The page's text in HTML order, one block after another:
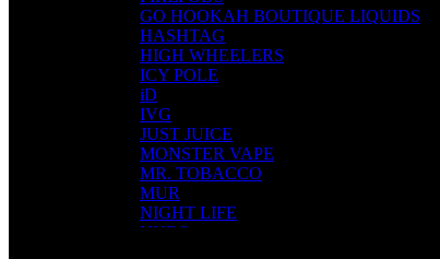
GO HOOKAH BOUTIQUE LIQUIDS
HASHTAG
HIGH WHEELERS
ICY POLE
iD
IVG
JUST JUICE
MONSTER VAPE
MR. TOBACCO
MUR
NIGHT LIFE
NUBO